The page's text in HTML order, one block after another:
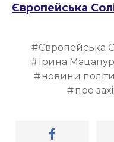
Європейська
Європейська
Ірина
новини
про